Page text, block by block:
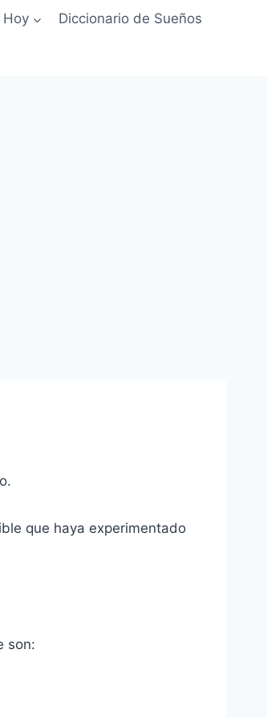
Hoy Diccionario de Sueños
que haya experimentado
son: